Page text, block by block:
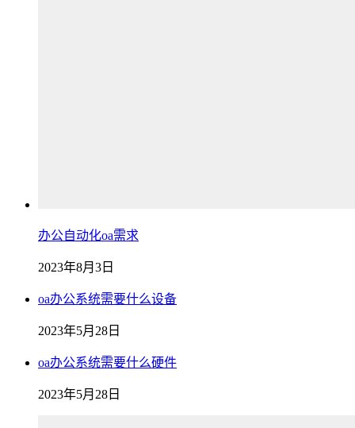
办公自动化oa需求
2023年8月3日
oa办公系统需要什么设备
2023年5月28日
oa办公系统需要什么硬件
2023年5月28日